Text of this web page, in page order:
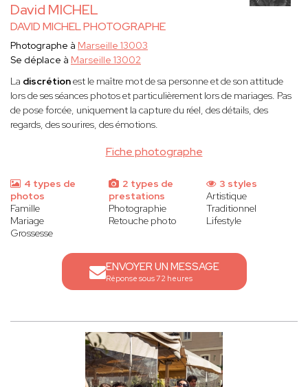
David MICHEL
DAVID MICHEL PHOTOGRAPHE
Fiche photographe
Photographe à Marseille 13003
Se déplace à Marseille 13002
La discrétionest le maître mot de sa personne et de son attitude
lors de ses séances photos et particulièrement lors de mariages. Pas
de pose forcée, uniquement la capture du réel, des détails, des
regards, des sourires, des émotions.
4 types de
photos
Famille
Mariage
Grossesse
2 types de
prestations
Photographie
Retouche photo
3 styles
Artistique
Traditionnel
Lifestyle
ENVOYER UN MESSAGE
Réponse sous 72 heures